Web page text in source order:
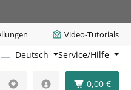
Video-Tutorials
Deutsch Service/Hilfe
0,00 €